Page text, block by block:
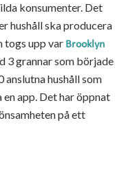
konsumenter. Det
hushåll ska producera
togs upp var Brooklyn
3 grannar som började
anslutna hushåll som
app. Det har öppnat
på ett